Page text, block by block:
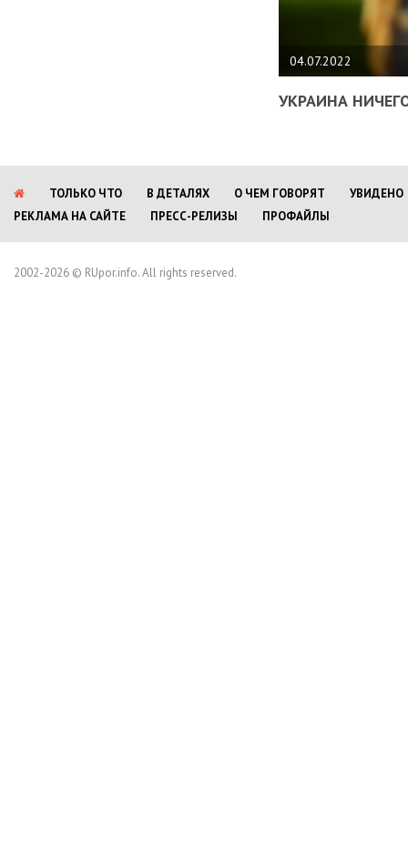
04.07.2022
УКРАИНА
ТОЛЬКО ЧТО В ДЕТАЛЯХ О ЧЕМ ГОВОРЯТ
УВИДЕНО
РЕКЛАМА НА САЙТЕ
ПРЕСС-РЕЛИЗЫ ПРОФАЙЛЫ
2002-2026 © RUpor.info. All rights reserved.